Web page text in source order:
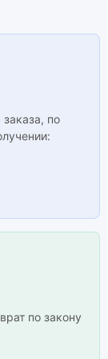
не
по
по закону